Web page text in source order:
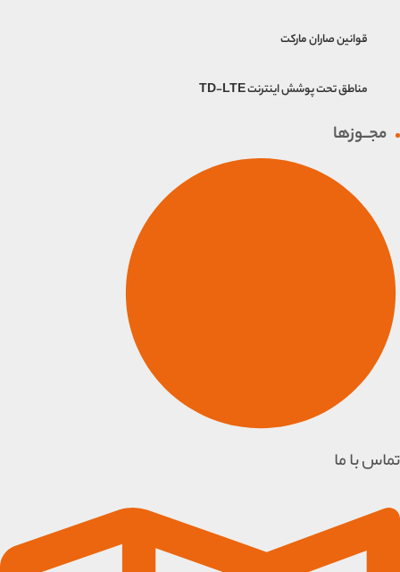
قوانین صاران مارکت
مناطق تحت پوشش اینترنت TD-LTE
مجــوزها
تماس با ما